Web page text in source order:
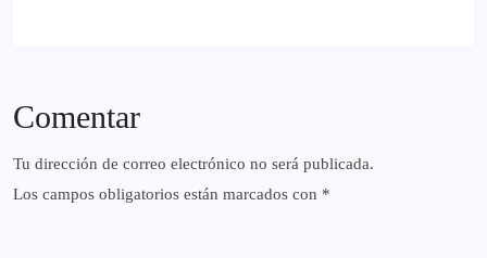
Comentar
Tu dirección de correo electrónico no será publicada.
Los campos obligatorios están marcados con *